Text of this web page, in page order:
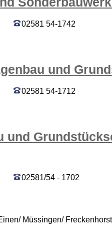
02581 54-1742
und
02581 54-1712
und
02581/54 - 1702
Müssingen/ Freckenhorst